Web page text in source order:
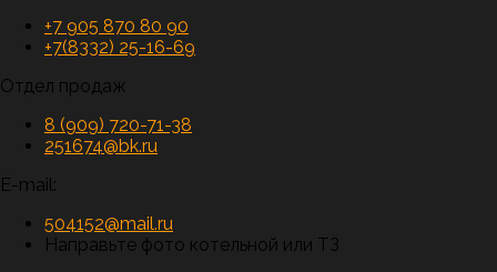
+7 905 870 80 90
+7(8332) 25-16-69
Отдел продаж
8 (909) 720-71-38
251674@bk.ru
E-mail:
504152@mail.ru
Направьте фото котельной или ТЗ